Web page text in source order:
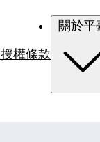
授權條款